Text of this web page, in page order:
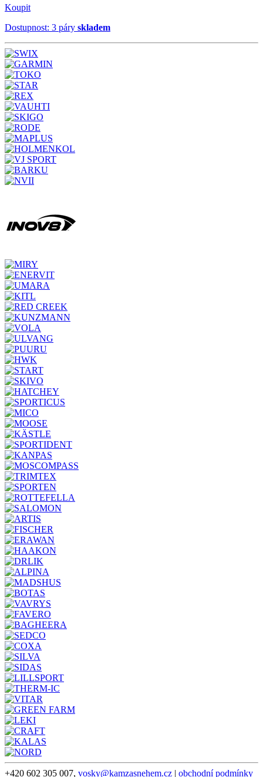
Koupit
Dostupnost: 3 páry skladem
+420 602 305 007, vosky@kamzasnehem.cz | obchodní podmínky